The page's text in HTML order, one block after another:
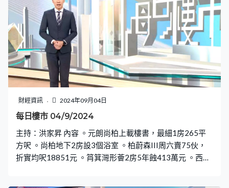
財經資訊 2024年09月04日
每日樓市 04/9/2024
主持：洪家昇 內容 。元朗尚柏上載樓書，最細1房265平
方呎 。尚柏地下2房設3個浴室 。柏蔚森III周六賣75伙，
折實均呎18851元 。筲箕灣形薈2房5年蝕413萬元 。西灣